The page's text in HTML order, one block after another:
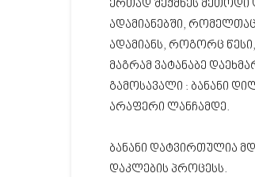
ერთად შექმნეს მეთოდი
ადამიანებში,
ადამიანს, როგორც
მაგრამ ვატანაბე
გამოსავალი : ბანანი
არაფერი ლანჩამდე.
ბანანი დატვირთულია
დაკლების პროცესს.